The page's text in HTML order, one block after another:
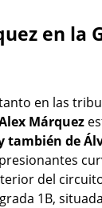
en la
en las
Márquez
también de
del
1B,